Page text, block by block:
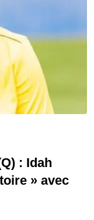
: Idah
» avec